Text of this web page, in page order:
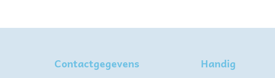
Contactgegevens Handig